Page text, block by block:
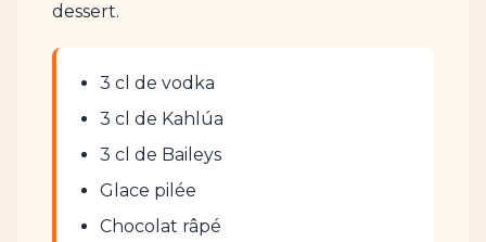
dessert.
3 cl de vodka
3 cl de Kahlúa
3 cl de Baileys
Glace pilée
Chocolat râpé